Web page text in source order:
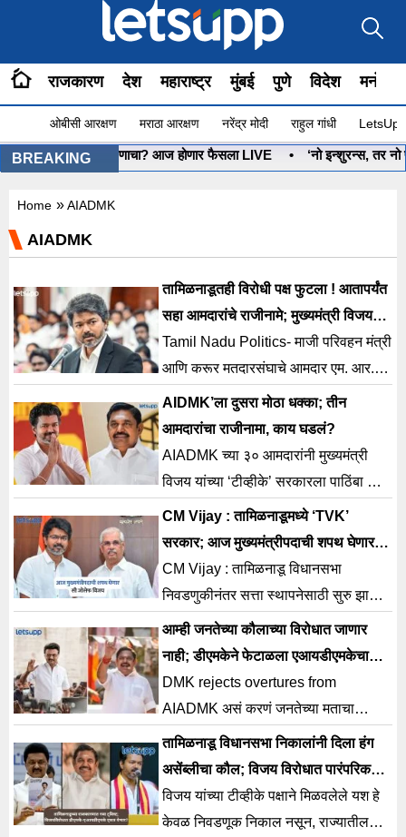
राजकारण देश महाराष्ट्र मुंबई पुणे विदेश
ओबीसी आरक्षण मराठा आरक्षण नरेंद्र मोदी राहुल गांधी
BREAKING
• धनुष्यबाण कोणाचा? आज होणार फैसला LIVE • ‘नो इन्शुरन्स, तर नो
Home »AIADMK
AIADMK
तामिळनाडूतही विरोधी पक्ष फुटला ! आतापर्यंत
सहा आमदारांचे राजीनामे; मुख्यमंत्री विजयची
वेगळीच खेळी
Tamil Nadu Politics- माजी परिवहन मंत्री
आणि करूर मतदारसंघाचे आमदार एम. आर.
विजयभास्कर यांनी आमदारकीचा राजीनामा
दिलाय.
AIDMK’ला दुसरा मोठा धक्का; तीन
आमदारांचा राजीनामा, काय घडलं?
AIADMK च्या ३० आमदारांनी मुख्यमंत्री
विजय यांच्या ‘टीव्हीके’ सरकारला पाठिंबा दिला
होता. त्यानंतर घडलेली ही घडामोड घडली.
CM Vijay : तामिळनाडूमध्ये ‘TVK’
सरकार; आज मुख्यमंत्रीपदाची शपथ घेणार सी
जोसेफ विजय
CM Vijay : तामिळनाडू विधानसभा
निवडणुकीनंतर सत्ता स्थापनेसाठी सुरु झालेलं
राजकारण आज संपणार असून टीव्हीके प्रमुख
विजय थलपती आज तामिळनाडूचे
आम्ही जनतेच्या कौलाच्या विरोधात जाणार
नाही; डीएमकेने फेटाळला एआयडीएमकेचा
युतीचा प्रस्ताव
DMK rejects overtures from
AIADMK असं करणं जनतेच्या मताचा
अनादर आहे. अशी प्रतिक्रिया देत डीएमकेने
एआयएडीएमकेच युतीचा प्रस्ताव फेटाळला
आहे.
तामिळनाडू विधानसभा निकालांनी दिला हंग
असेंब्लीचा कौल; विजय विरोधात पारंपरिक
विरोध पक्ष येणार एकत्र?
विजय यांच्या टीव्हीके पक्षाने मिळवलेले यश हे
केवळ निवडणूक निकाल नसून, राज्यातील